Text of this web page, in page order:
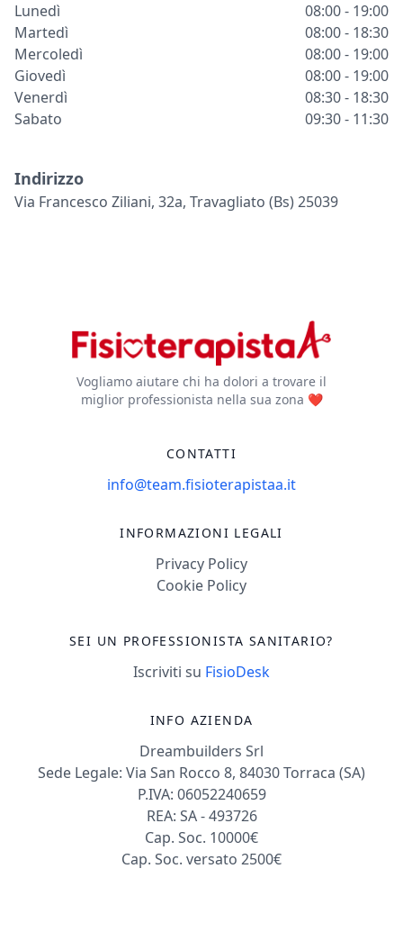
Lunedì
08:00 - 19:00
Martedì
08:00 - 18:30
Mercoledì
08:00 - 19:00
Giovedì
08:00 - 19:00
Venerdì
08:30 - 18:30
Sabato
09:30 - 11:30
Indirizzo
Via Francesco Ziliani, 32a, Travagliato (bs) 25039
Vogliamo aiutare chi ha dolori a trovare il
miglior professionista nella sua zona ❤️
CONTATTI
info@team.fisioterapistaa.it
INFORMAZIONI LEGALI
Privacy Policy
Cookie Policy
SEI UN PROFESSIONISTA SANITARIO?
Iscriviti su FisioDesk
INFO AZIENDA
Dreambuilders Srl
Sede Legale: Via San Rocco 8, 84030 Torraca (SA)
P.IVA: 06052240659
REA: SA - 493726
Cap. Soc. 10000€
Cap. Soc. versato 2500€